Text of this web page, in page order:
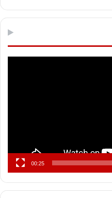
00:25